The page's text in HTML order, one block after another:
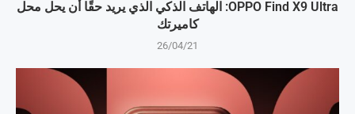
OPPO Find X9 Ultra: الهاتف الذكي الذي يريد حقًا أن يحل محل
كاميرتك
26/04/21